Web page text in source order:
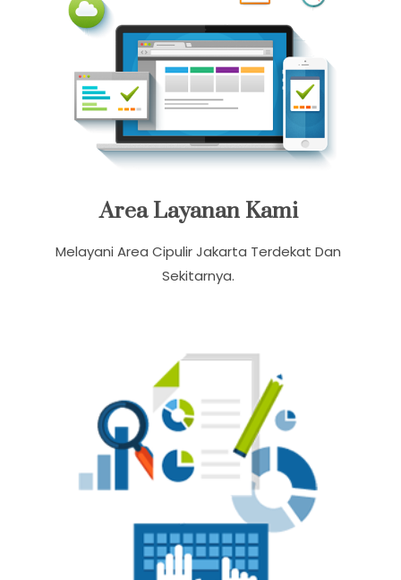
Area Layanan Kami
Melayani Area Cipulir Jakarta Terdekat Dan
Sekitarnya.